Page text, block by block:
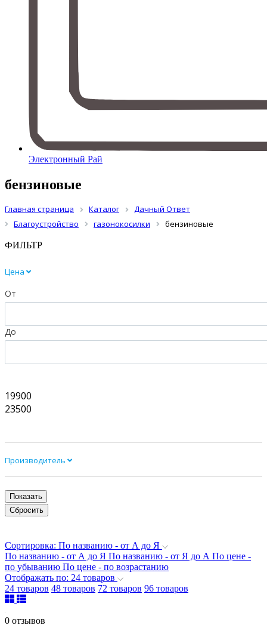
Электронный Рай
бензиновые
Главная страница Каталог
Дачный Ответ
Благоустройство
газонокосилки бензиновые
ФИЛЬТР
Цена
От
До
19900
23500
Производитель
Сортировка: По названию - от А до Я
По названию - от А до Я По названию - от Я до А По цене -
по убыванию По цене - по возрастанию
Отображать по: 24 товаров
24 товаров 48 товаров 72 товаров 96 товаров
0 отзывов